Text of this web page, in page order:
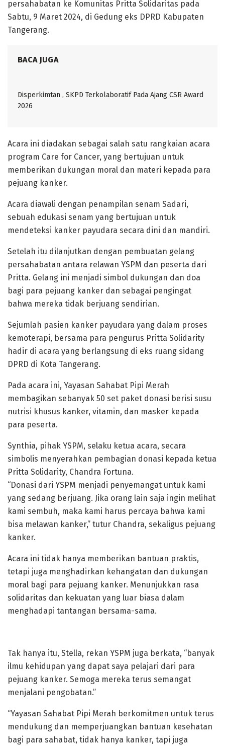
persahabatan ke Komunitas Pritta Solidaritas pada
Sabtu, 9 Maret 2024, di Gedung eks DPRD Kabupaten
Tangerang.
BACA JUGA
Disperkimtan , SKPD Terkolaboratif Pada Ajang CSR Award
2026
Acara ini diadakan sebagai salah satu rangkaian acara
program Care for Cancer, yang bertujuan untuk
memberikan dukungan moral dan materi kepada para
pejuang kanker.
Acara diawali dengan penampilan senam Sadari,
sebuah edukasi senam yang bertujuan untuk
mendeteksi kanker payudara secara dini dan mandiri.
Setelah itu dilanjutkan dengan pembuatan gelang
persahabatan antara relawan YSPM dan peserta dari
Pritta. Gelang ini menjadi simbol dukungan dan doa
bagi para pejuang kanker dan sebagai pengingat
bahwa mereka tidak berjuang sendirian.
Sejumlah pasien kanker payudara yang dalam proses
kemoterapi, bersama para pengurus Pritta Solidarity
hadir di acara yang berlangsung di eks ruang sidang
DPRD di Kota Tangerang.
Pada acara ini, Yayasan Sahabat Pipi Merah
membagikan sebanyak 50 set paket donasi berisi susu
nutrisi khusus kanker, vitamin, dan masker kepada
para peserta.
Synthia, pihak YSPM, selaku ketua acara, secara
simbolis menyerahkan pembagian donasi kepada ketua
Pritta Solidarity, Chandra Fortuna.
“Donasi dari YSPM menjadi penyemangat untuk kami
yang sedang berjuang. Jika orang lain saja ingin melihat
kami sembuh, maka kami harus percaya bahwa kami
bisa melawan kanker,” tutur Chandra, sekaligus pejuang
kanker.
Acara ini tidak hanya memberikan bantuan praktis,
tetapi juga menghadirkan kehangatan dan dukungan
moral bagi para pejuang kanker. Menunjukkan rasa
solidaritas dan kekuatan yang luar biasa dalam
menghadapi tantangan bersama-sama.
Tak hanya itu, Stella, rekan YSPM juga berkata, “banyak
ilmu kehidupan yang dapat saya pelajari dari para
pejuang kanker. Semoga mereka terus semangat
menjalani pengobatan.”
“Yayasan Sahabat Pipi Merah berkomitmen untuk terus
mendukung dan memperjuangkan bantuan kesehatan
bagi para sahabat, tidak hanya kanker, tapi juga